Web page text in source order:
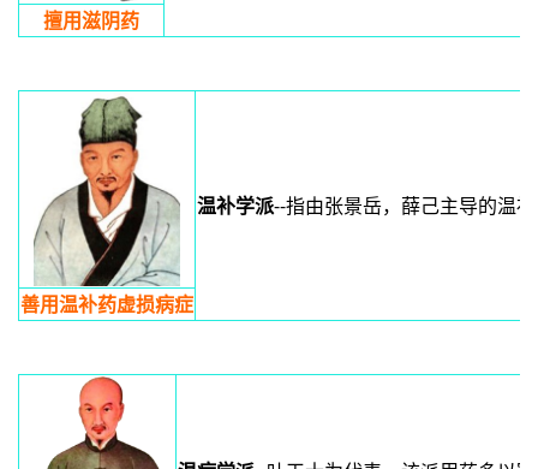
擅用滋阴药
温补学派--指由张景岳，薛己主导的温
善用温补药虚损病症